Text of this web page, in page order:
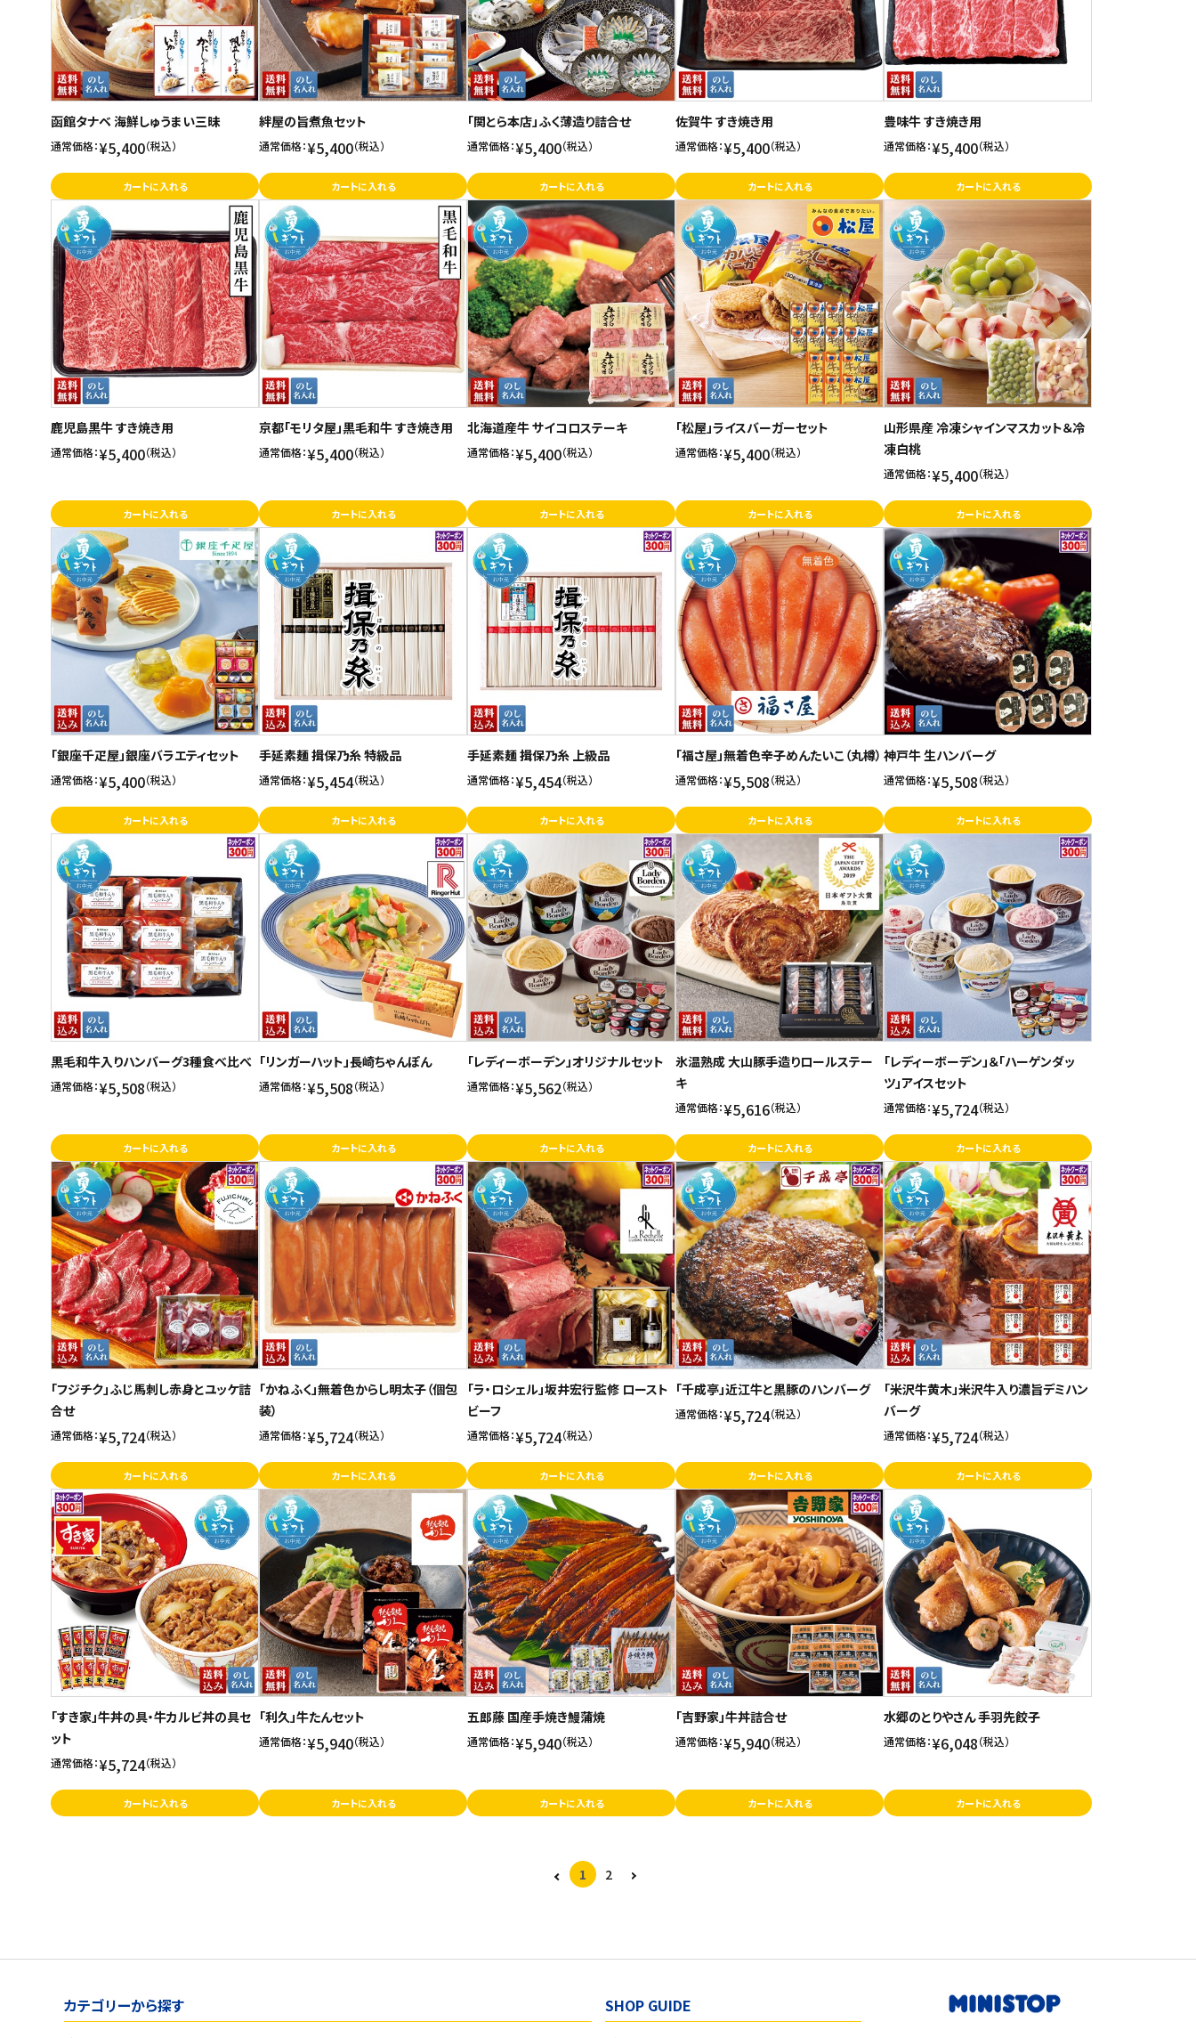
函館タナベ 海鮮しゅうまい三昧
通常価格：¥5,400（税込）
カートに入れる
絆屋の旨煮魚セット
通常価格：¥5,400（税込）
カートに入れる
「関とら本店」ふく薄造り詰合せ
通常価格：¥5,400（税込）
カートに入れる
佐賀牛 すき焼き用
通常価格：¥5,400（税込）
カートに入れる
豊味牛 すき焼き用
通常価格：¥5,400（税込）
カートに入れる
鹿児島黒牛 すき焼き用
通常価格：¥5,400（税込）
カートに入れる
京都「モリタ屋」黒毛和牛 すき焼き用
通常価格：¥5,400（税込）
カートに入れる
北海道産牛 サイコロステーキ
通常価格：¥5,400（税込）
カートに入れる
「松屋」ライスバーガーセット
通常価格：¥5,400（税込）
カートに入れる
山形県産 冷凍シャインマスカット＆冷
凍白桃
通常価格：¥5,400（税込）
カートに入れる
「銀座千疋屋」銀座バラエティセット
通常価格：¥5,400（税込）
カートに入れる
手延素麺 揖保乃糸 特級品
通常価格：¥5,454（税込）
カートに入れる
手延素麺 揖保乃糸 上級品
通常価格：¥5,454（税込）
カートに入れる
「福さ屋」無着色辛子めんたいこ（丸樽）
通常価格：¥5,508（税込）
カートに入れる
神戸牛 生ハンバーグ
通常価格：¥5,508（税込）
カートに入れる
黒毛和牛入りハンバーグ3種食べ比べ
通常価格：¥5,508（税込）
カートに入れる
「リンガーハット」長崎ちゃんぽん
通常価格：¥5,508（税込）
カートに入れる
「レディーボーデン」オリジナルセット
通常価格：¥5,562（税込）
カートに入れる
氷温熟成 大山豚手造りロールステー
キ
通常価格：¥5,616（税込）
カートに入れる
「レディーボーデン」＆「ハーゲンダッ
ツ」アイスセット
通常価格：¥5,724（税込）
カートに入れる
「フジチク」ふじ馬刺し赤身とユッケ詰
合せ
通常価格：¥5,724（税込）
カートに入れる
「かねふく」無着色からし明太子（個包
装）
通常価格：¥5,724（税込）
カートに入れる
「ラ・ロシェル」坂井宏行監修 ロースト
ビーフ
通常価格：¥5,724（税込）
カートに入れる
「千成亭」近江牛と黒豚のハンバーグ
通常価格：¥5,724（税込）
カートに入れる
「米沢牛黄木」米沢牛入り濃旨デミハン
バーグ
通常価格：¥5,724（税込）
カートに入れる
「すき家」牛丼の具・牛カルビ丼の具セ
ット
通常価格：¥5,724（税込）
カートに入れる
「利久」牛たんセット
通常価格：¥5,940（税込）
カートに入れる
五郎藤 国産手焼き鰻蒲焼
通常価格：¥5,940（税込）
カートに入れる
「吉野家」牛丼詰合せ
通常価格：¥5,940（税込）
カートに入れる
水郷のとりやさん 手羽先餃子
通常価格：¥6,048（税込）
カートに入れる
1 2
カテゴリーから探す SHOP GUIDE